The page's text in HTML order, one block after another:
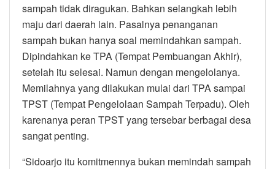
sampah tidak diragukan. Bahkan selangkah lebih
maju dari daerah lain. Pasalnya penanganan
sampah bukan hanya soal memindahkan sampah.
Dipindahkan ke TPA (Tempat Pembuangan Akhir),
setelah itu selesai. Namun dengan mengelolanya.
Memilahnya yang dilakukan mulai dari TPA sampai
TPST (Tempat Pengelolaan Sampah Terpadu). Oleh
karenanya peran TPST yang tersebar berbagai desa
sangat penting.
“Sidoarjo itu komitmennya bukan memindah sampah